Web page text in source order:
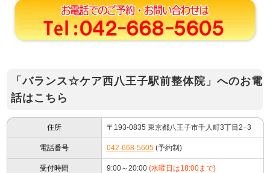
「バランス☆ケア西八王子駅前整体院」へのお電
話はこちら
住所 〒193-0835 東京都八王子市千人町3丁目2−3
電話番号 042-668-5605(予約制)
受付時間 9:00～20:00 (水曜日は18:00まで)